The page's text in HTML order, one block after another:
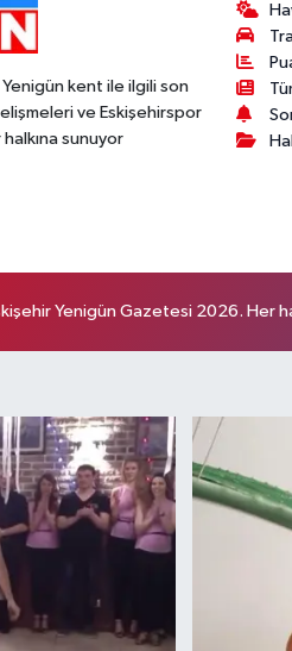
kent ile ilgili son
ve Eskişehirspor
sunuyor
Yenigün Gazetesi 2026. Her